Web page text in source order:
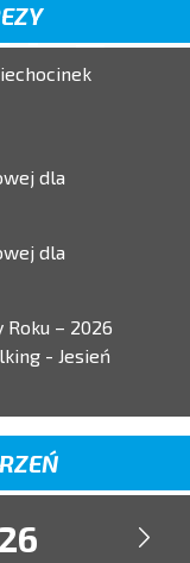
dla
dla
– 2026
- Jesień
